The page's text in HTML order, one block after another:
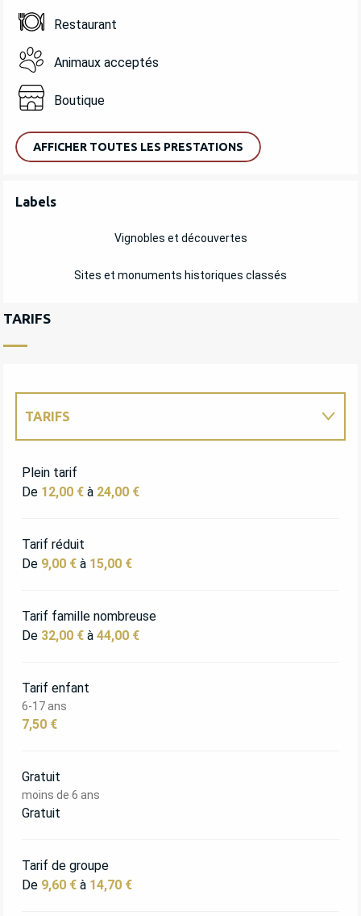
Restaurant
Animaux acceptés
Boutique
AFFICHER TOUTES LES PRESTATIONS
OFFRES DE PRESTATIONS
Labels
Labels
Vignobles et découvertes
Sites et monuments historiques classés
TARIFS
TARIFS
TARIFS 2027
Plein tarif
De 12,00 € à 24,00 €
Tarif réduit
De 9,00 € à 15,00 €
Tarif famille nombreuse
De 32,00 € à 44,00 €
Tarif enfant
6-17 ans
7,50 €
Gratuit
moins de 6 ans
Gratuit
Tarif de groupe
De 9,60 € à 14,70 €